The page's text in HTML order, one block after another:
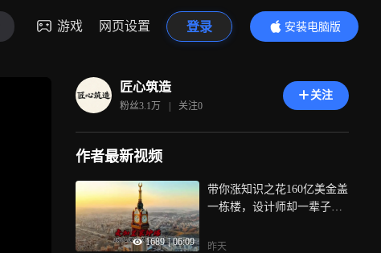
游戏 网页设置 登录
安装电脑版
内容更精彩
匠心筑造
粉丝3.1万 | 关注0
关注
作者最新视频
1689 | 06:09
带你涨知识之花160亿美金盖
一栋楼，设计师却一辈子不
昨天